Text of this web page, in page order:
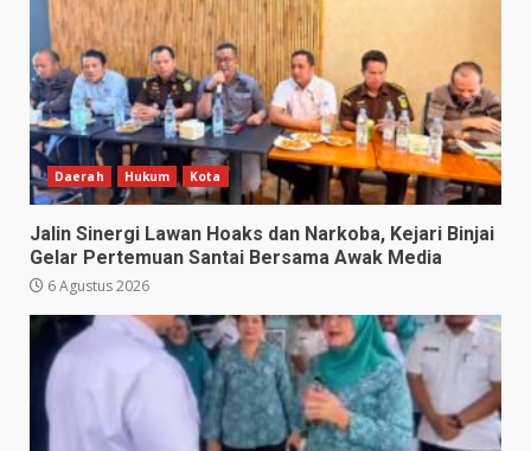
Daerah Hukum Kota
Jalin Sinergi Lawan Hoaks dan Narkoba, Kejari Binjai
Gelar Pertemuan Santai Bersama Awak Media
6 Agustus 2026